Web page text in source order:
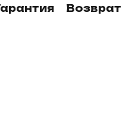
Возврат